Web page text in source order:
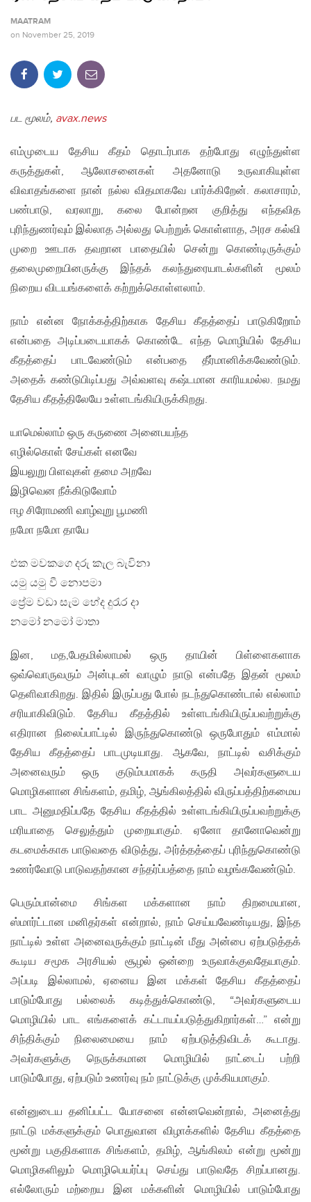
MAATRAM
on November 25, 2019
பட மூலம், avax.news
எம்முடைய தேசிய கீதம் தொடர்பாக தற்போது எழுந்துள்ள
கருத்துகள், ஆலோசனைகள் அதனோடு உருவாகியுள்ள
விவாதங்களை நான் நல்ல விதமாகவே பார்க்கிறேன். கலாசாரம்,
பண்பாடு, வரலாறு, கலை போன்றன குறித்து எந்தவித
புரிந்துணர்வும் இல்லாத அல்லது பெற்றுக் கொள்ளாத, அரச கல்வி
முறை ஊடாக தவறான பாதையில் சென்று கொண்டிருக்கும்
தலைமுறையினருக்கு இந்தக் கலந்துரையாடல்களின் மூலம்
நிறைய விடயங்களைக் கற்றுக்கொள்ளலாம்.
நாம் என்ன நோக்கத்திற்காக தேசிய கீதத்தைப் பாடுகிறோம்
என்பதை அடிப்படையாகக் கொண்டே எந்த மொழியில் தேசிய
கீதத்தைப் பாடவேண்டும் என்பதை தீர்மானிக்கவேண்டும்.
அதைக் கண்டுபிடிப்பது அவ்வளவு கஷ்டமான காரியமல்ல. நமது
தேசிய கீதத்திலேயே உள்ளடங்கியிருக்கிறது.
யாமெல்லாம் ஒரு கருணை அனைபயந்த
எழில்கொள் சேய்கள் எனவே
இயலுறு பிளவுகள் தமை அறவே
இழிவென நீக்கிடுவோம்
ஈழ சிரோமணி வாழ்வுறு பூமணி
நமோ நமோ தாயே
එක මවකගෙ දරු කැල බැවිනා
යමු යමු වී නොපමා
ප්‍රේම වඩා සැම හේද දුරැර දා
නමෝ නමෝ මාතා
இன, மத,பேதமில்லாமல் ஒரு தாயின் பிள்ளைகளாக
ஒவ்வொருவரும் அன்புடன் வாழும் நாடு என்பதே இதன் மூலம்
தெளிவாகிறது. இதில் இருப்பது போல் நடந்துகொண்டால் எல்லாம்
சரியாகிவிடும். தேசிய கீதத்தில் உள்ளடங்கியிருப்பவற்றுக்கு
எதிரான நிலைப்பாட்டில் இருந்துகொண்டு ஒருபோதும் எம்மால்
தேசிய கீதத்தைப் பாடமுடியாது. ஆகவே, நாட்டில் வசிக்கும்
அனைவரும் ஒரு குடும்பமாகக் கருதி அவர்களுடைய
மொழிகளான சிங்களம், தமிழ், ஆங்கிலத்தில் விருப்பத்திற்கமைய
பாட அனுமதிப்பதே தேசிய கீதத்தில் உள்ளடங்கியிருப்பவற்றுக்கு
மரியாதை செலுத்தும் முறையாகும். ஏனோ தானோவென்று
கடமைக்காக பாடுவதை விடுத்து, அர்த்தத்தைப் புரிந்துகொண்டு
உணர்வோடு பாடுவதற்கான சந்தர்ப்பத்தை நாம் வழங்கவேண்டும்.
பெரும்பான்மை சிங்கள மக்களான நாம் திறமையான,
ஸ்மார்ட்டான மனிதர்கள் என்றால், நாம் செய்யவேண்டியது, இந்த
நாட்டில் உள்ள அனைவருக்கும் நாட்டின் மீது அன்பை ஏற்படுத்தக்
கூடிய சமூக அரசியல் சூழல் ஒன்றை உருவாக்குவதேயாகும்.
அப்படி இல்லாமல், ஏனைய இன மக்கள் தேசிய கீதத்தைப்
பாடும்போது பல்லைக் கடித்துக்கொண்டு, “அவர்களுடைய
மொழியில் பாட எங்களைக் கட்டாயப்படுத்துகிறார்கள்…” என்று
சிந்திக்கும் நிலைமையை நாம் ஏற்படுத்திவிடக் கூடாது.
அவர்களுக்கு நெருக்கமான மொழியில் நாட்டைப் பற்றி
பாடும்போது, ஏற்படும் உணர்வு நம் நாட்டுக்கு முக்கியமாகும்.
என்னுடைய தனிப்பட்ட யோசனை என்னவென்றால், அனைத்து
நாட்டு மக்களுக்கும் பொதுவான விழாக்களில் தேசிய கீதத்தை
மூன்று பகுதிகளாக சிங்களம், தமிழ், ஆங்கிலம் என்று மூன்று
மொழிகளிலும் மொழிபெயர்ப்பு செய்து பாடுவதே சிறப்பானது.
எல்லோரும் மற்றைய இன மக்களின் மொழியில் பாடும்போது